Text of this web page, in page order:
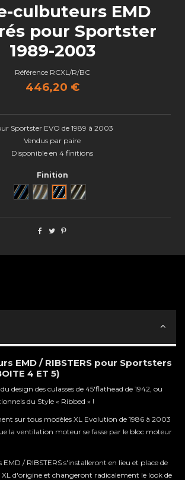
culbuteurs EMD
pour Sportster
1989-2003
Référence RCXL/R/BC
446,20 €
Sportster EVO de 1989 à 2003
Vendus par paire
Disponible en 4 finitions
Finition
Noir Brut Black CutSemi poli
EMD / RIBSTERS pour Sportsters
4 ET 5)
design des culasses de 45'flathead de 1942, ou
du Style « Ribbed » !
sur tous modèles XL Evolution de 1986 à 2003
la ventilation moteur se fasse par le bloc moteur
/ RIBSTERS s'installeront en lieu et place de
d'origine et changeront radicalement le look de